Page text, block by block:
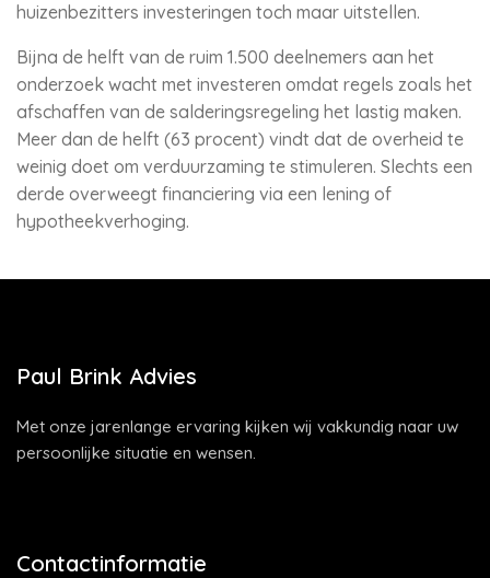
huizenbezitters investeringen toch maar uitstellen.
Bijna de helft van de ruim 1.500 deelnemers aan het
onderzoek wacht met investeren omdat regels zoals het
afschaffen van de salderingsregeling het lastig maken.
Meer dan de helft (63 procent) vindt dat de overheid te
weinig doet om verduurzaming te stimuleren. Slechts een
derde overweegt financiering via een lening of
hypotheekverhoging.
Paul Brink Advies
Met onze jarenlange ervaring kijken wij vakkundig naar uw
persoonlijke situatie en wensen.
Contactinformatie